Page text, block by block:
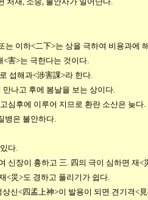
이하<二下>는 상을 극하여 비용과에
害>는 극한다는 것이다.
섭해과<涉害課>라 한다.
상에 만나고 후에 봄날을 보는 상이
후에 이루어 지므로 환란 소산은 늦다.
병은 불안하다.
다.
장이 흉하고 三. 四의 극이 심하면 재<
災>도 경하고 풀리기가 쉽다.
<四孟上神>이 발용이 되면 견기격<